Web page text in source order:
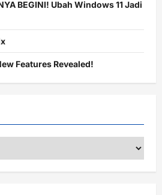
BEGINI! Ubah Windows 11 Jadi
Features Revealed!